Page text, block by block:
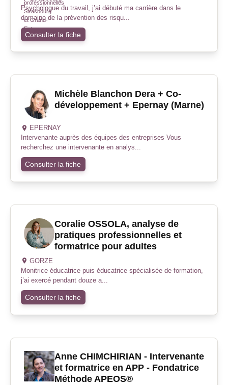
Psychologue du travail, j’ai débuté ma carrière dans le
domaine de la prévention des risqu...
Consulter la fiche
Michèle Blanchon Dera + Co-
développement + Epernay (Marne)
EPERNAY
Intervenante auprès des équipes des entreprises Vous
recherchez une intervenante en analys...
Consulter la fiche
Coralie OSSOLA, analyse de
pratiques professionnelles et
formatrice pour adultes
GORZE
Monitrice éducatrice puis éducatrice spécialisée de formation,
j’ai exercé pendant douze a...
Consulter la fiche
Anne CHIMCHIRIAN - Intervenante
et formatrice en APP - Fondatrice
Méthode APEOS®